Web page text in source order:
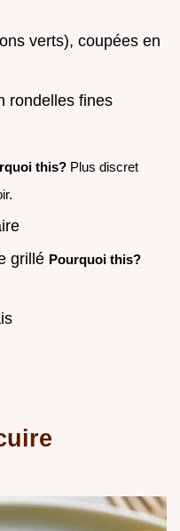
verts), coupées en
rondelles fines
this? Plus discret
grillé Pourquoi this?